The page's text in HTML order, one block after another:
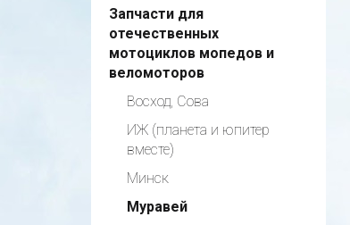
Запчасти для
отечественных
мотоциклов мопедов и
веломоторов
Восход, Сова
ИЖ (планета и юпитер
вместе)
Минск
Муравей